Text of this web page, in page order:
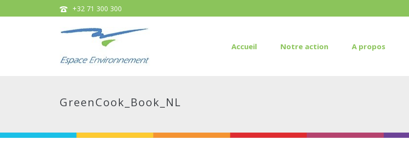
+32 71 300 300
Accueil Notre action A propos
GreenCook_Book_NL